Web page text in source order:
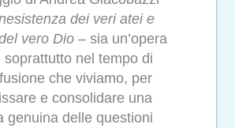
dei veri atei e
vero Dio – sia un’opera
soprattutto nel tempo di
che viviamo, per
e consolidare una
genuina delle questioni